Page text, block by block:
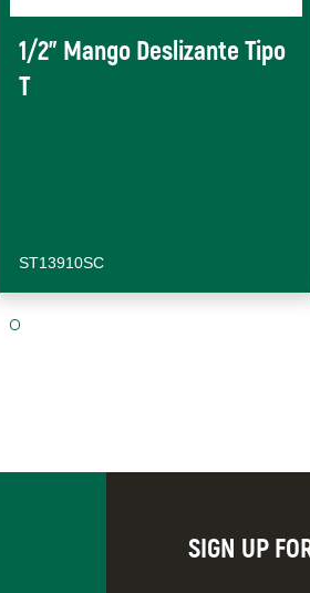
1/2" Mango Deslizante Tipo
T
ST13910SC
SIGN UP